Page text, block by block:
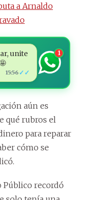
a Arnaldo
unite
15:56 ✓✓
1
aún es
qué rubros el
para reparar
cómo se
recordó